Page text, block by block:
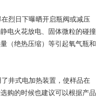
烈日下曝晒开启瓶阀或减压
电火花放电、固体微粒的碰撞
（绝热压缩）等引起氧气瓶和
井式电加热装置，使样品在
购的时候也建议可以根据产品